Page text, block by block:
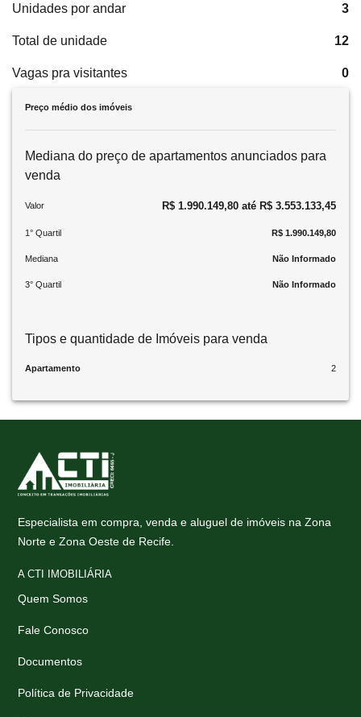
Unidades por andar 3
Total de unidade 12
Vagas pra visitantes 0
Preço médio dos imóveis
Mediana do preço de apartamentos anunciados para
venda
Valor R$ 1.990.149,80 até R$ 3.553.133,45
1° Quartil R$ 1.990.149,80
Mediana Não Informado
3° Quartil Não Informado
Tipos e quantidade de Imóveis para venda
Apartamento 2
Especialista em compra, venda e aluguel de imóveis na Zona
Norte e Zona Oeste de Recife.
A CTI IMOBILIÁRIA
Quem Somos
Fale Conosco
Documentos
Política de Privacidade